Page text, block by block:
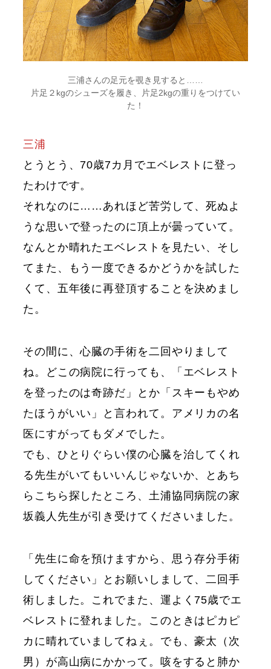
三浦さんの足元を覗き見すると……
片足２kgのシューズを履き、片足2kgの重りをつけてい
た！
三浦
とうとう、70歳7カ月でエベレストに登っ
たわけです。
それなのに……あれほど苦労して、死ぬよ
うな思いで登ったのに頂上が曇っていて。
なんとか晴れたエベレストを見たい、そし
てまた、もう一度できるかどうかを試した
くて、五年後に再登頂することを決めまし
た。
その間に、心臓の手術を二回やりまして
ね。どこの病院に行っても、「エベレスト
を登ったのは奇跡だ」とか「スキーもやめ
たほうがいい」と言われて。アメリカの名
医にすがってもダメでした。
でも、ひとりぐらい僕の心臓を治してくれ
る先生がいてもいいんじゃないか、とあち
らこちら探したところ、土浦協同病院の家
坂義人先生が引き受けてくださいました。
「先生に命を預けますから、思う存分手術
してください」とお願いしまして、二回手
術しました。これでまた、運よく75歳でエ
ベレストに登れました。このときはピカピ
カに晴れていましてねぇ。でも、豪太（次
男）が高山病にかかって。咳をすると肺か